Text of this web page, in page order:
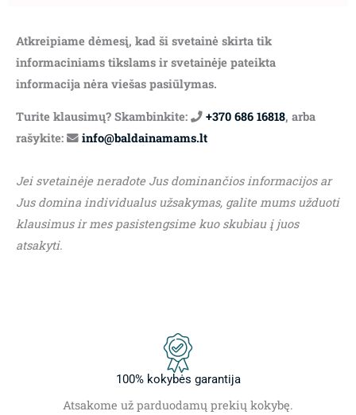
Atkreipiame dėmesį, kad ši svetainė skirta tik
informaciniams tikslams ir svetainėje pateikta
informacija nėra viešas pasiūlymas.
Turite klausimų? Skambinkite: +370 686 16818, arba
rašykite:
info@baldainamams.lt
Jei svetainėje neradote Jus dominančios informacijos ar
Jus domina individualus užsakymas, galite mums užduoti
klausimus ir mes pasistengsime kuo skubiau į juos
atsakyti.
100% kokybės garantija
Atsakome už parduodamų prekių kokybę.